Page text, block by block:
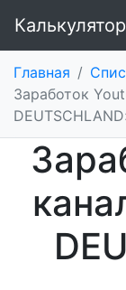
Главная /
Заработок